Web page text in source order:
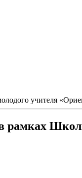
учителя
рамках